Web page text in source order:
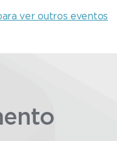
ver outros eventos